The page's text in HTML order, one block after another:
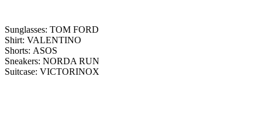
Sunglasses: TOM FORD
Shirt: VALENTINO
Shorts: ASOS
Sneakers: NORDA RUN
Suitcase: VICTORINOX